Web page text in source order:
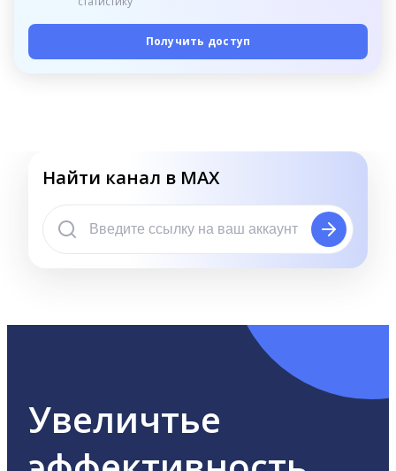
Получить доступ
Найти канал в MAX
Увеличтье